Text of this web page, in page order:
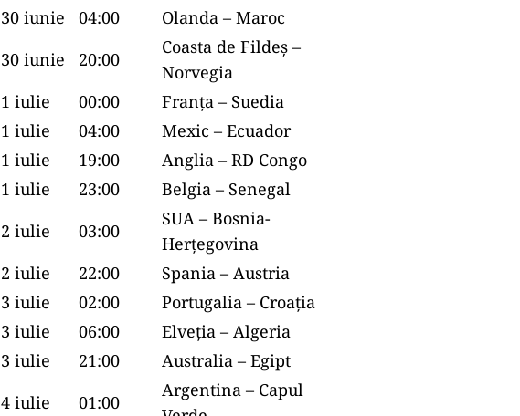
30 iunie
04:00
Olanda – Maroc
30 iunie
20:00
Coasta de Fildeș –
Norvegia
1 iulie
00:00
Franța – Suedia
1 iulie
04:00
Mexic – Ecuador
1 iulie
19:00
Anglia – RD Congo
1 iulie
23:00
Belgia – Senegal
2 iulie
03:00
SUA – Bosnia-
Herțegovina
2 iulie
22:00
Spania – Austria
3 iulie
02:00
Portugalia – Croația
3 iulie
06:00
Elveția – Algeria
3 iulie
21:00
Australia – Egipt
4 iulie
01:00
Argentina – Capul